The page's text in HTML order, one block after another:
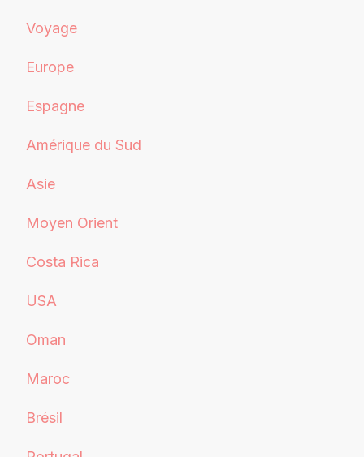
Voyage
Europe
Espagne
Amérique du Sud
Asie
Moyen Orient
Costa Rica
USA
Oman
Maroc
Brésil